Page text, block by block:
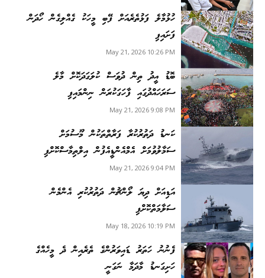
ހުޅުމާލެ ފަޅުތެރެއަށް ފޭބި މީހަކު ގެއްލިގެން ހޯދަން
ފަށައިފި
May 21, 2026 10:26 PM
ބޮޑު އީދު ތިން ދުވަސް ކުލަގަދަކޮށް މާލެ
ސަރަހައްދުގައި ފާހަގަކުރަން ނިންމައިފި
May 21, 2026 9:08 PM
ކަނޑު ދަތުރުކުރާ ފަރާތްތަކުން މޫސުމަށް
ސަމާލުވުމަށް އެމްއެންޑީއެފުން އިލްތިމާސްކޮށްފި
May 21, 2026 9:04 PM
އަޑިއަށް ދިޔަ ލޯންޗުން ދަތުރުކުރި އެންމެން
ސަލާމަތްކޮށްފި
May 18, 2026 10:19 PM
ފެނުނު ހަތަރު ޑައިވަރުންގެ ތެރެއިން ދެ މީހެއްގެ
ހަށިގަނޑު މާދަމާ ނަގަނީ